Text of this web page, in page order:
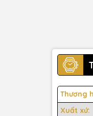
Thương
Xuất xứ: